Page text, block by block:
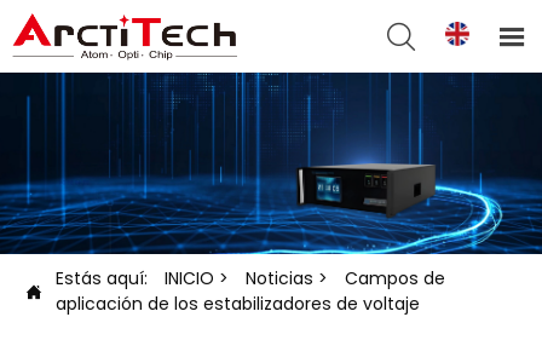
 

Estás aquí: INICIO > Noticias >
Campos de
aplicación de los estabilizadores de voltaje